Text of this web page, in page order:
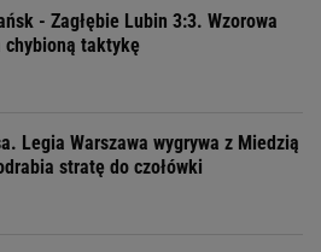
- Zagłębie Lubin 3:3. Wzorowa
chybioną taktykę
Legia Warszawa wygrywa z Miedzią
stratę do czołówki